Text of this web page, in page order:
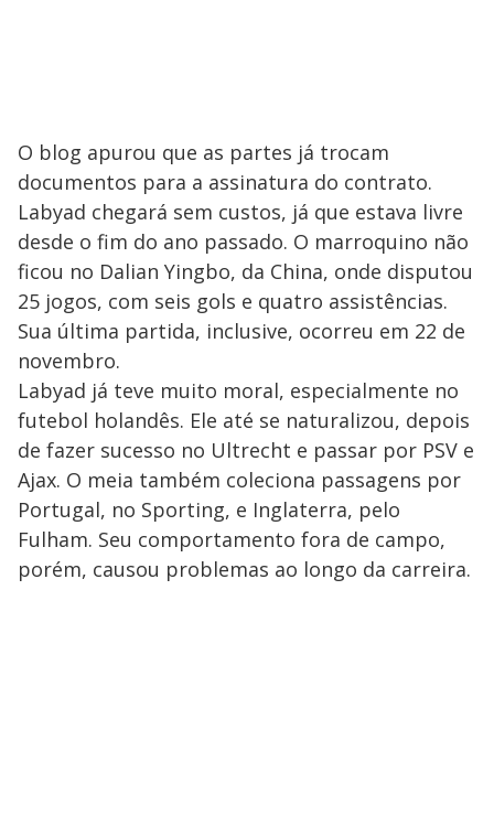
O blog apurou que as partes já trocam
documentos para a assinatura do contrato.
Labyad chegará sem custos, já que estava livre
desde o fim do ano passado. O marroquino não
ficou no Dalian Yingbo, da China, onde disputou
25 jogos, com seis gols e quatro assistências.
Sua última partida, inclusive, ocorreu em 22 de
novembro.
Labyad já teve muito moral, especialmente no
futebol holandês. Ele até se naturalizou, depois
de fazer sucesso no Ultrecht e passar por PSV e
Ajax. O meia também coleciona passagens por
Portugal, no Sporting, e Inglaterra, pelo
Fulham. Seu comportamento fora de campo,
porém, causou problemas ao longo da carreira.